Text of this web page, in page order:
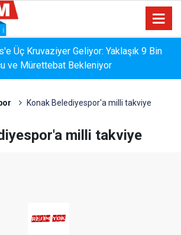
Üç Kruvaziyer Geliyor: Yaklaşık 9 Bin
ve Mürettebat Bekleniyor
Konak Belediyespor'a milli takviye
milli takviye